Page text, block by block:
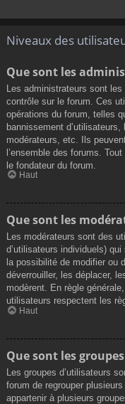
Niveaux des
Que sont les
Les administrateurs sont
contrôle sur le forum. Ces
opérations du forum, telles
bannissement
modérateurs, etc. Ils
l’ensemble des forums.
le fondateur du forum.
Haut
Que sont les
Les modérateurs sont des
d’utilisateurs individuels)
la possibilité de modifier ou
déverrouiller, les déplacer,
modèrent. En règle
utilisateurs respectent les
Haut
Que sont les
Les groupes d’utilisateurs
forum de regrouper
appartenir à plusieurs